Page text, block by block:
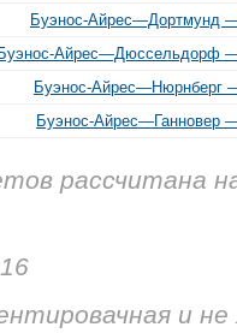
Буэнос-Айрес—Дортмунд
Айрес—Дюссельдорф —
Буэнос-Айрес—Нюрнберг
Буэнос-Айрес—Ганновер
рассчитана
и